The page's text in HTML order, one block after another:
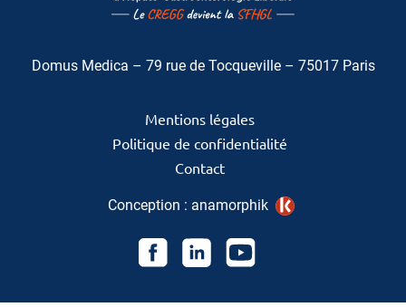
Domus Medica – 79 rue de Tocqueville – 75017 Paris
Mentions légales
Politique de confidentialité
Contact
Conception : anamorphik